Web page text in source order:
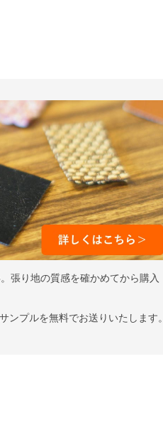
張り地の質感を確かめてから購入
プルを無料でお送りいたします。